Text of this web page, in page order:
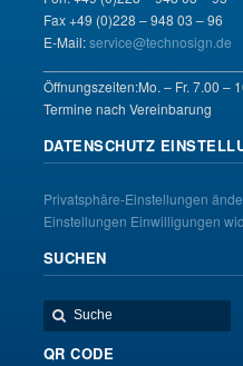
Fax +49 (0)228 – 948 03 – 96
E-Mail:service@technosign.de
Öffnungszeiten:Mo. – Fr. 7.00 –
Termine nach Vereinbarung
DATENSCHUTZ
Privatsphäre-Einstellungen
Einstellungen Einwilligungen
SUCHEN
QR CODE